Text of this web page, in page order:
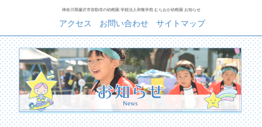
神奈川県藤沢市弥勒寺の幼稚園 学校法人和敬学苑 むらおか幼稚園 お知らせ
アクセス お問い合わせ サイトマップ